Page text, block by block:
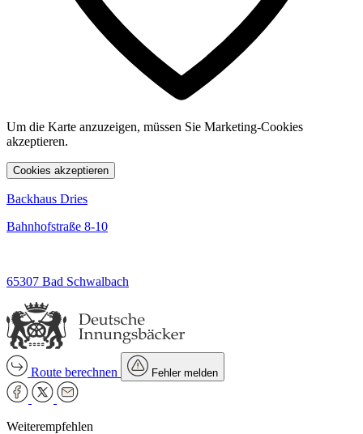
Um die Karte anzuzeigen, müssen Sie Marketing-Cookies
akzeptieren.
Cookies akzeptieren
Backhaus Dries
Bahnhofstraße 8-10
65307 Bad Schwalbach
Route berechnen Fehler melden
Weiterempfehlen